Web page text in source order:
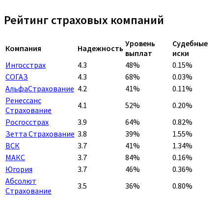
Рейтинг страховых компаний
Компания Надежность Уровень
выплат
Судебные
иски
Ингосстрах
4.3 48%
0.15%
СОГАЗ
4.3 68%
0.03%
АльфаСтрахование 4.2 41%
0.11%
Ренессанс
Страхование
4.1 52%
0.20%
Росгосстрах
3.9 64%
0.82%
Зетта Страхование 3.8 39%
1.55%
ВСК
3.7 41%
1.34%
МАКС
3.7 84%
0.16%
Югория
3.7 46%
0.36%
Абсолют
Страхование
3.5 36%
0.80%